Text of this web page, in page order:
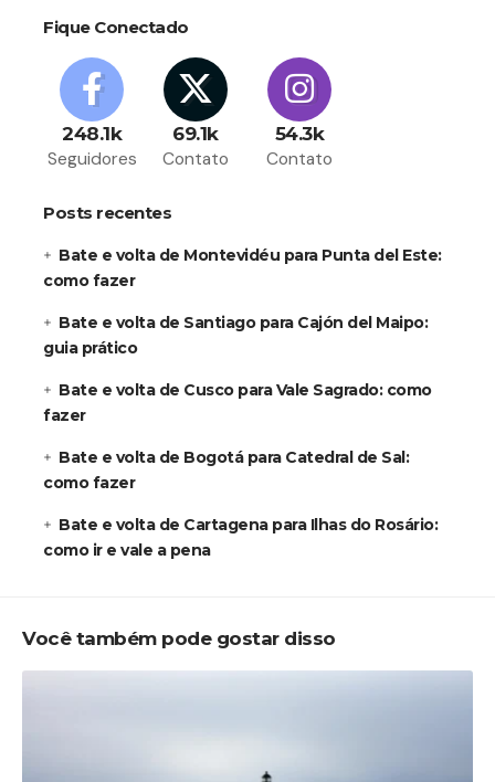
Fique Conectado
248.1k
Seguidores
69.1k
Contato
54.3k
Contato
Posts recentes
Bate e volta de Montevidéu para Punta del Este:
como fazer
Bate e volta de Santiago para Cajón del Maipo:
guia prático
Bate e volta de Cusco para Vale Sagrado: como
fazer
Bate e volta de Bogotá para Catedral de Sal:
como fazer
Bate e volta de Cartagena para Ilhas do Rosário:
como ir e vale a pena
Você também pode gostar disso